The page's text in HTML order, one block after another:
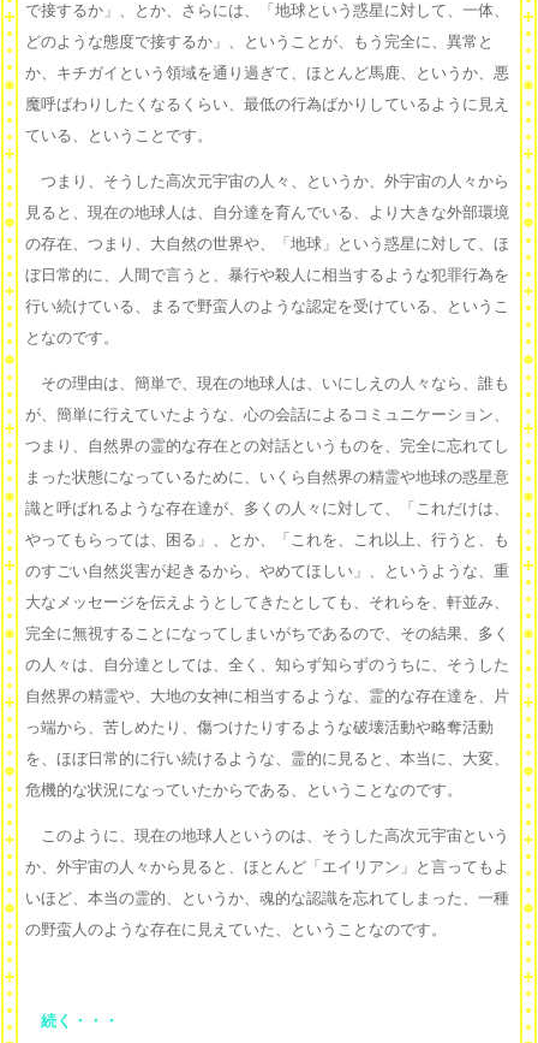
で接するか」、とか、さらには、「地球という惑星に対して、一体、
どのような態度で接するか」、ということが、もう完全に、異常と
か、キチガイという領域を通り過ぎて、ほとんど馬鹿、というか、悪
魔呼ばわりしたくなるくらい、最低の行為ばかりしているように見え
ている、ということです。
つまり、そうした高次元宇宙の人々、というか、外宇宙の人々から
見ると、現在の地球人は、自分達を育んでいる、より大きな外部環境
の存在、つまり、大自然の世界や、「地球」という惑星に対して、ほ
ぼ日常的に、人間で言うと、暴行や殺人に相当するような犯罪行為を
行い続けている、まるで野蛮人のような認定を受けている、というこ
となのです。
その理由は、簡単で、現在の地球人は、いにしえの人々なら、誰も
が、簡単に行えていたような、心の会話によるコミュニケーション、
つまり、自然界の霊的な存在との対話というものを、完全に忘れてし
まった状態になっているために、いくら自然界の精霊や地球の惑星意
識と呼ばれるような存在達が、多くの人々に対して、「これだけは、
やってもらっては、困る」、とか、「これを、これ以上、行うと、も
のすごい自然災害が起きるから、やめてほしい」、というような、重
大なメッセージを伝えようとしてきたとしても、それらを、軒並み、
完全に無視することになってしまいがちであるので、その結果、多く
の人々は、自分達としては、全く、知らず知らずのうちに、そうした
自然界の精霊や、大地の女神に相当するような、霊的な存在達を、片
っ端から、苦しめたり、傷つけたりするような破壊活動や略奪活動
を、ほぼ日常的に行い続けるような、霊的に見ると、本当に、大変、
危機的な状況になっていたからである、ということなのです。
このように、現在の地球人というのは、そうした高次元宇宙という
か、外宇宙の人々から見ると、ほとんど「エイリアン」と言ってもよ
いほど、本当の霊的、というか、魂的な認識を忘れてしまった、一種
の野蛮人のような存在に見えていた、ということなのです。
続く・・・